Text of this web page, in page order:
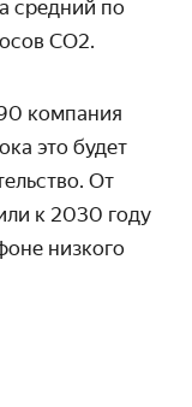
средний по
CO2.
компания
это будет
От
к 2030 году
низкого